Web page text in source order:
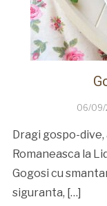
06/09/
Dragi gospo-
Romaneasca la
Gogosi cu
siguranta, […]